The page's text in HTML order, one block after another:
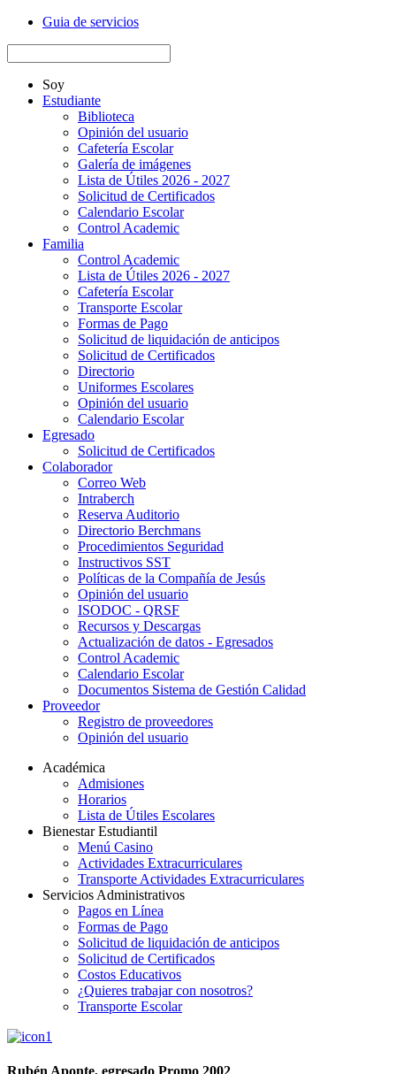
Guia de servicios
Soy
Estudiante
Biblioteca
Opinión del usuario
Cafetería Escolar
Galería de imágenes
Lista de Útiles 2026 - 2027
Solicitud de Certificados
Calendario Escolar
Control Academic
Familia
Control Academic
Lista de Útiles 2026 - 2027
Cafetería Escolar
Transporte Escolar
Formas de Pago
Solicitud de liquidación de anticipos
Solicitud de Certificados
Directorio
Uniformes Escolares
Opinión del usuario
Calendario Escolar
Egresado
Solicitud de Certificados
Colaborador
Correo Web
Intraberch
Reserva Auditorio
Directorio Berchmans
Procedimientos Seguridad
Instructivos SST
Políticas de la Compañía de Jesús
Opinión del usuario
ISODOC - QRSF
Recursos y Descargas
Actualización de datos - Egresados
Control Academic
Calendario Escolar
Documentos Sistema de Gestión Calidad
Proveedor
Registro de proveedores
Opinión del usuario
Académica
Admisiones
Horarios
Lista de Útiles Escolares
Bienestar Estudiantil
Menú Casino
Actividades Extracurriculares
Transporte Actividades Extracurriculares
Servicios Administrativos
Pagos en Línea
Formas de Pago
Solicitud de liquidación de anticipos
Solicitud de Certificados
Costos Educativos
¿Quieres trabajar con nosotros?
Transporte Escolar
Rubén Aponte, egresado Promo 2002